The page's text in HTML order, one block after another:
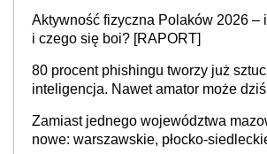
sprawy
Aktywność fizyczna Polaków 2026 –
i czego się boi? [RAPORT]
80 procent phishingu tworzy już
inteligencja. Nawet amator może
Zamiast jednego województwa
nowe: warszawskie, płocko-